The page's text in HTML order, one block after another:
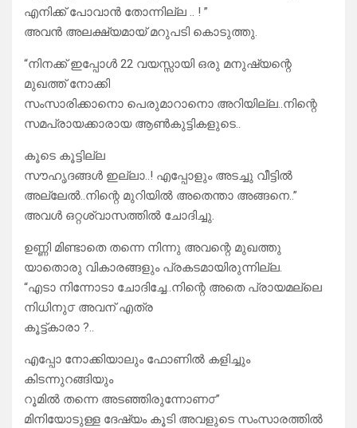
എനിക്ക് പോവാൻ തോന്നില്ല .. ! ”
അവൻ അലക്ഷ്യമായ് മറുപടി കൊടുത്തു.
“നിനക്ക് ഇപ്പോൾ 22 വയസ്സായി ഒരു മനുഷ്യന്റെ
മുഖത്ത് നോക്കി
സംസാരിക്കാനൊ പെരുമാറാനൊ അറിയില്ല..നിന്റെ
സമപ്രായക്കാരായ ആൺകുട്ടികളുടെ..
കൂടെ കൂട്ടില്ല
സൗഹൃദങ്ങൾ ഇല്ലാ..! എപ്പോളും അടച്ചു വീട്ടിൽ
അല്ലേൽ..നിന്റെ മുറിയിൽ അതെന്താ അങ്ങനെ..”
അവൾ ഒറ്റശ്വാസത്തിൽ ചോദിച്ചു.
ഉണ്ണി മിണ്ടാതെ തന്നെ നിന്നു അവന്റെ മുഖത്തു
യാതൊരു വികാരങ്ങളും പ്രകടമായിരുന്നില്ല.
“എടാ നിന്നോടാ ചോദിച്ചേ..നിന്റെ അതെ പ്രായമല്ലെ
നിധിനു൦ അവന് എത്ര
കൂട്ട്കാരാ ?..
എപ്പോ നോക്കിയാലും ഫോണിൽ കളിച്ചും
കിടന്നുറങ്ങിയും
റൂമിൽ തന്നെ അടഞ്ഞിരുന്നോണ൦”
മിനിയോടുള്ള ദേഷ്യം കൂടി അവളുടെ സംസാരത്തിൽ